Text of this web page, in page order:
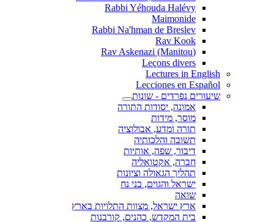
Rabbi Yéhouda Halévy
Maimonide
Rabbi Na'hman de Breslev
Rav Kook
(Rav Askenazi (Manitou
Leçons divers
Lectures in English
Lecciones en Español
שיעורים נפרדים - שונות
אמונה, יסודות התורה
מוסר, מידות
תורה ומדע, אבולוציה
תשובה והלכותיה
דיבור, שפה, אותיות
חברה, אקטואליה
תהליך הגאולה וציונות
ישראל והגוים, בני נח
שואה
ארץ ישראל, מצוות התלויות בארץ
בית המקדש, כהנים, קורבנות